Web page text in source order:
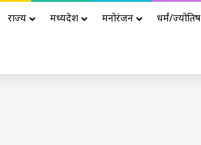
राज्य मध्यप्रदेश मनोरंजन धर्मं/ज्योतिष